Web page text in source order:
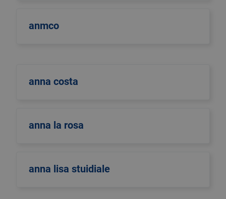
anmco
anna costa
anna la rosa
anna lisa stuidiale